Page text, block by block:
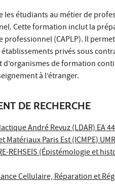
les étudiants au métier de
Cette formation inclut la
professionnel (CAPLP). Il
privés sous
d’organismes de formation
à l’étranger.
DE RECHERCHE
André Revuz (LDAR) EA
Paris Est (ICMPE)
REHSEIS (Épistémologie et
Cellulaire, Réparation et